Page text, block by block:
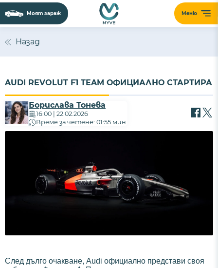
Меню
Моят гараж
Назад
AUDI REVOLUT F1 TEAM ОФИЦИАЛНО СТАРТИРА
Борислава Тонева
16:00 | 22.02.2026
Време за четене: 01:55 мин.
След дълго очакване, Audi официално представи своя